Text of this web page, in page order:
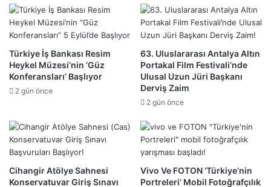
Türkiye İş Bankası Resim
Heykel Müzesi’nin ‘Güz
Konferansları’ Başlıyor
2 gün önce
63. Uluslararası Antalya Altın
Portakal Film Festivali’nde
Ulusal Uzun Jüri Başkanı
Derviş Zaim
2 gün önce
Cihangir Atölye Sahnesi
Konservatuvar Giriş Sınavı
Vivo Ve FOTON ‘Türkiye’nin
Portreleri’ Mobil Fotoğrafçılık